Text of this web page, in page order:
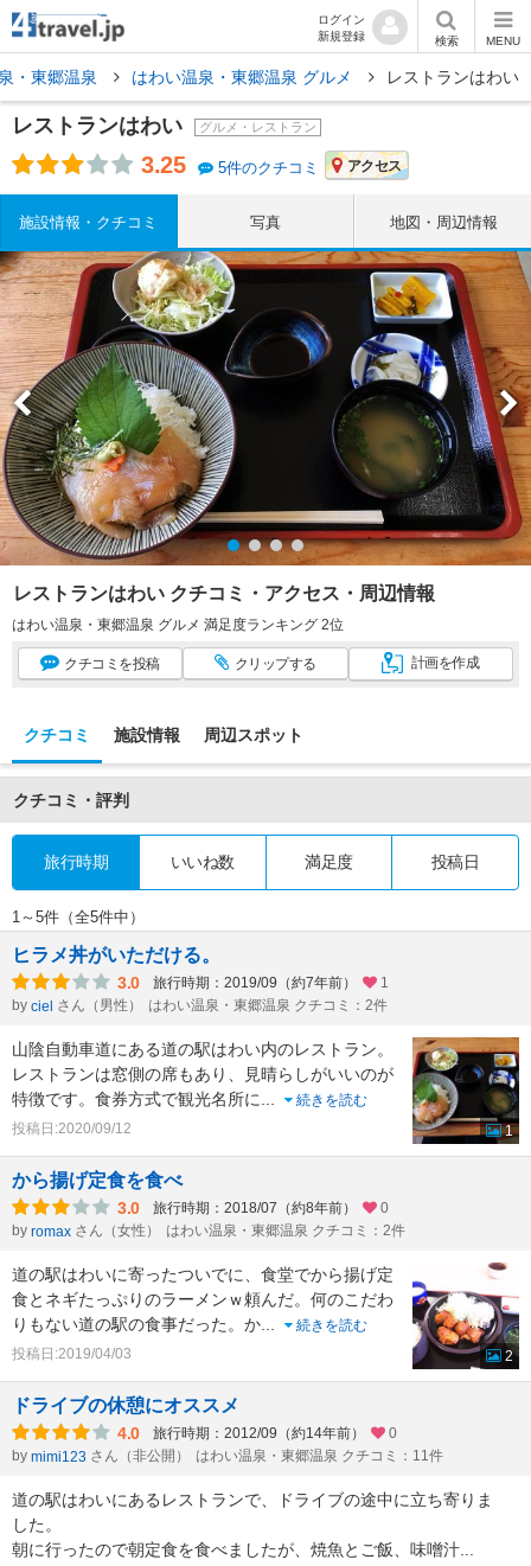
ログイン
新規登録
検索 MENU
・東郷温泉 はわい温泉・東郷温泉 グルメ レストランはわい
レストランはわい グルメ・レストラン
3.25 5件のクチコミ アクセス
施設情報・クチコミ 写真 地図・周辺情報
レストランはわい クチコミ・アクセス・周辺情報
はわい温泉・東郷温泉 グルメ 満足度ランキング 2位
クチコミ を投稿 クリップする 計画を作成
クチコミ 施設情報 周辺スポット
クチコミ・評判
旅行時期 いいね数 満足度 投稿日
1～5件（全5件中）
ヒラメ丼がいただける。
3.0 旅行時期：2019/09（約7年前）
1
by ciel さん（男性） はわい温泉・東郷温泉 クチコミ：2件
山陰自動車道にある道の駅はわい内のレストラン。
レストランは窓側の席もあり、見晴らしがいいのが
特徴です。食券方式で観光名所に...
続きを読む
投稿日:2020/09/12
1
から揚げ定食を食べ
3.0 旅行時期：2018/07（約8年前）
0
by romax さん（女性） はわい温泉・東郷温泉 クチコミ：2件
道の駅はわいに寄ったついでに、食堂でから揚げ定
食とネギたっぷりのラーメンｗ頼んだ。何のこだわ
りもない道の駅の食事だった。か...
続きを読む
投稿日:2019/04/03
2
ドライブの休憩にオススメ
4.0 旅行時期：2012/09（約14年前）
0
by mimi123 さん（非公開） はわい温泉・東郷温泉 クチコミ：11件
道の駅はわいにあるレストランで、ドライブの途中に立ち寄りま
した。
朝に行ったので朝定食を食べましたが、焼魚とご飯、味噌汁...